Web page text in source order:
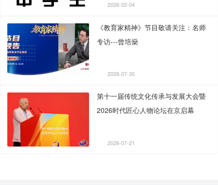
2026-02-04
《教育家精神》节目敬请关注：名师
专访---曾培燊
2026-07-30
第十一届传统文化传承与发展大会暨
2026时代匠心人物论坛在京启幕
2026-07-21